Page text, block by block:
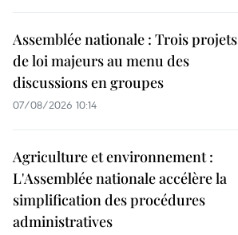
Assemblée nationale : Trois projets
de loi majeurs au menu des
discussions en groupes
07/08/2026 10:14
Agriculture et environnement :
L'Assemblée nationale accélère la
simplification des procédures
administratives